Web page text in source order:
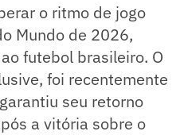
o ritmo de jogo
Mundo de 2026,
futebol brasileiro. O
foi recentemente
seu retorno
a vitória sobre o